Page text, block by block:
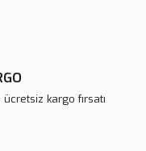
kargo fırsatı